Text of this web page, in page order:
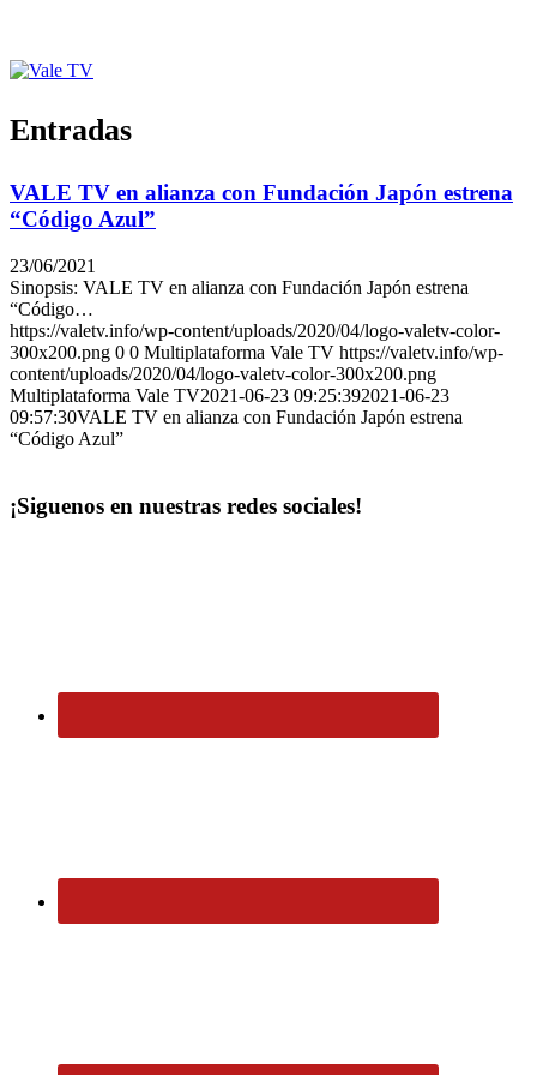
Entradas
VALE TV en alianza con Fundación Japón estrena
“Código Azul”
23/06/2021
Sinopsis: VALE TV en alianza con Fundación Japón estrena
“Código…
https://valetv.info/wp-content/uploads/2020/04/logo-valetv-color-
300x200.png 0 0 Multiplataforma Vale TV https://valetv.info/wp-
content/uploads/2020/04/logo-valetv-color-300x200.png
Multiplataforma Vale TV2021-06-23 09:25:392021-06-23
09:57:30VALE TV en alianza con Fundación Japón estrena
“Código Azul”
¡Siguenos en nuestras redes sociales!